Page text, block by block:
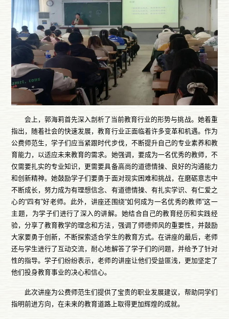
会上，郭海莉首先深入剖析了当前教育行业的形势与挑战。她着重
指出，随着社会的快速发展，教育行业正面临着许多变革和机遇。作为
公费师范生，学子们应当紧跟时代步伐，不断提升自己的专业素养和教
育能力，以适应未来教育的需求。她强调，要成为一名优秀的教师，不
仅需要扎实的专业知识，更需要具备高尚的道德情操、良好的沟通能力
和创新精神。她鼓励学子们要勇于面对现实困难和挑战，在磨砺意志中
不断成长，努力成为有理想信念、有道德情操、有扎实学识、有仁爱之
心的“四有”好老师。此外，讲座还围绕“如何成为一名优秀的教师”这一
主题，为学子们进行了深入的讲解。她结合自己的教育经历和实践经
验，分享了教育教学的理念和方法，强调了师德师风的重要性，并鼓励
大家要勇于创新，不断探索适合学生的教育方式。在讲座的最后，老师
还与学生进行了互动交流，耐心地解答了学子们的问题，并给予了针对
性的指导。学子们纷纷表示，老师的讲座让他们受益匪浅，更加坚定了
他们投身教育事业的决心和信心。
此次讲座为公费师范生们提供了宝贵的职业发展建议，帮助同学们
指明前进方向，在未来的教育道路上取得更加辉煌的成就。